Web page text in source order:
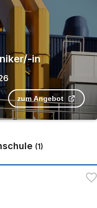
in
zum Angebot
(1)